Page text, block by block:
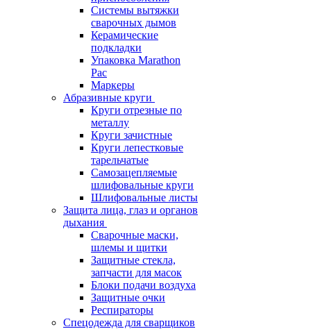
Системы вытяжки
сварочных дымов
Керамические
подкладки
Упаковка Marathon
Pac
Маркеры
Абразивные круги
Круги отрезные по
металлу
Круги зачистные
Круги лепестковые
тарельчатые
Самозацепляемые
шлифовальные круги
Шлифовальные листы
Защита лица, глаз и органов
дыхания
Сварочные маски,
шлемы и щитки
Защитные стекла,
запчасти для масок
Блоки подачи воздуха
Защитные очки
Респираторы
Спецодежда для сварщиков